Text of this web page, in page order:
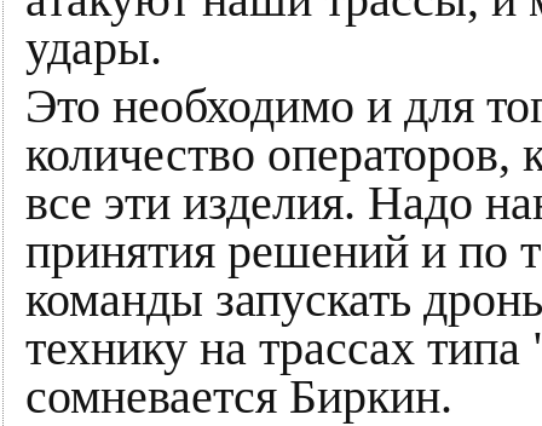
удары.
Это необходимо и для
количество операторов,
все эти изделия. Надо
принятия решений и по
команды запускать
технику на трассах
сомневается Биркин.